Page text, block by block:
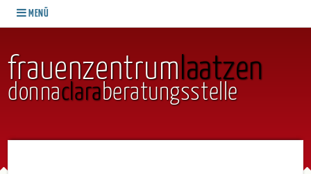
MENÜ
frauenzentrum laatzen
donnaclaraberatungsstelle